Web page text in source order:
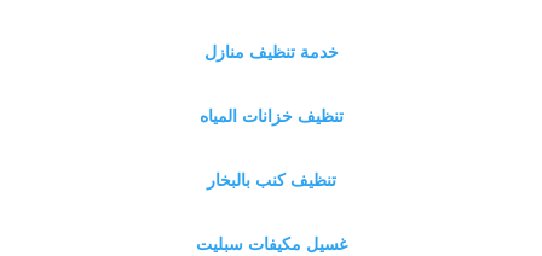
خدمة تنظيف منازل
تنظيف خزانات المياه
تنظيف كنب بالبخار
غسيل مكيفات سبليت